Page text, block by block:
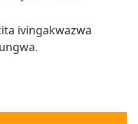
ivingakwazwa